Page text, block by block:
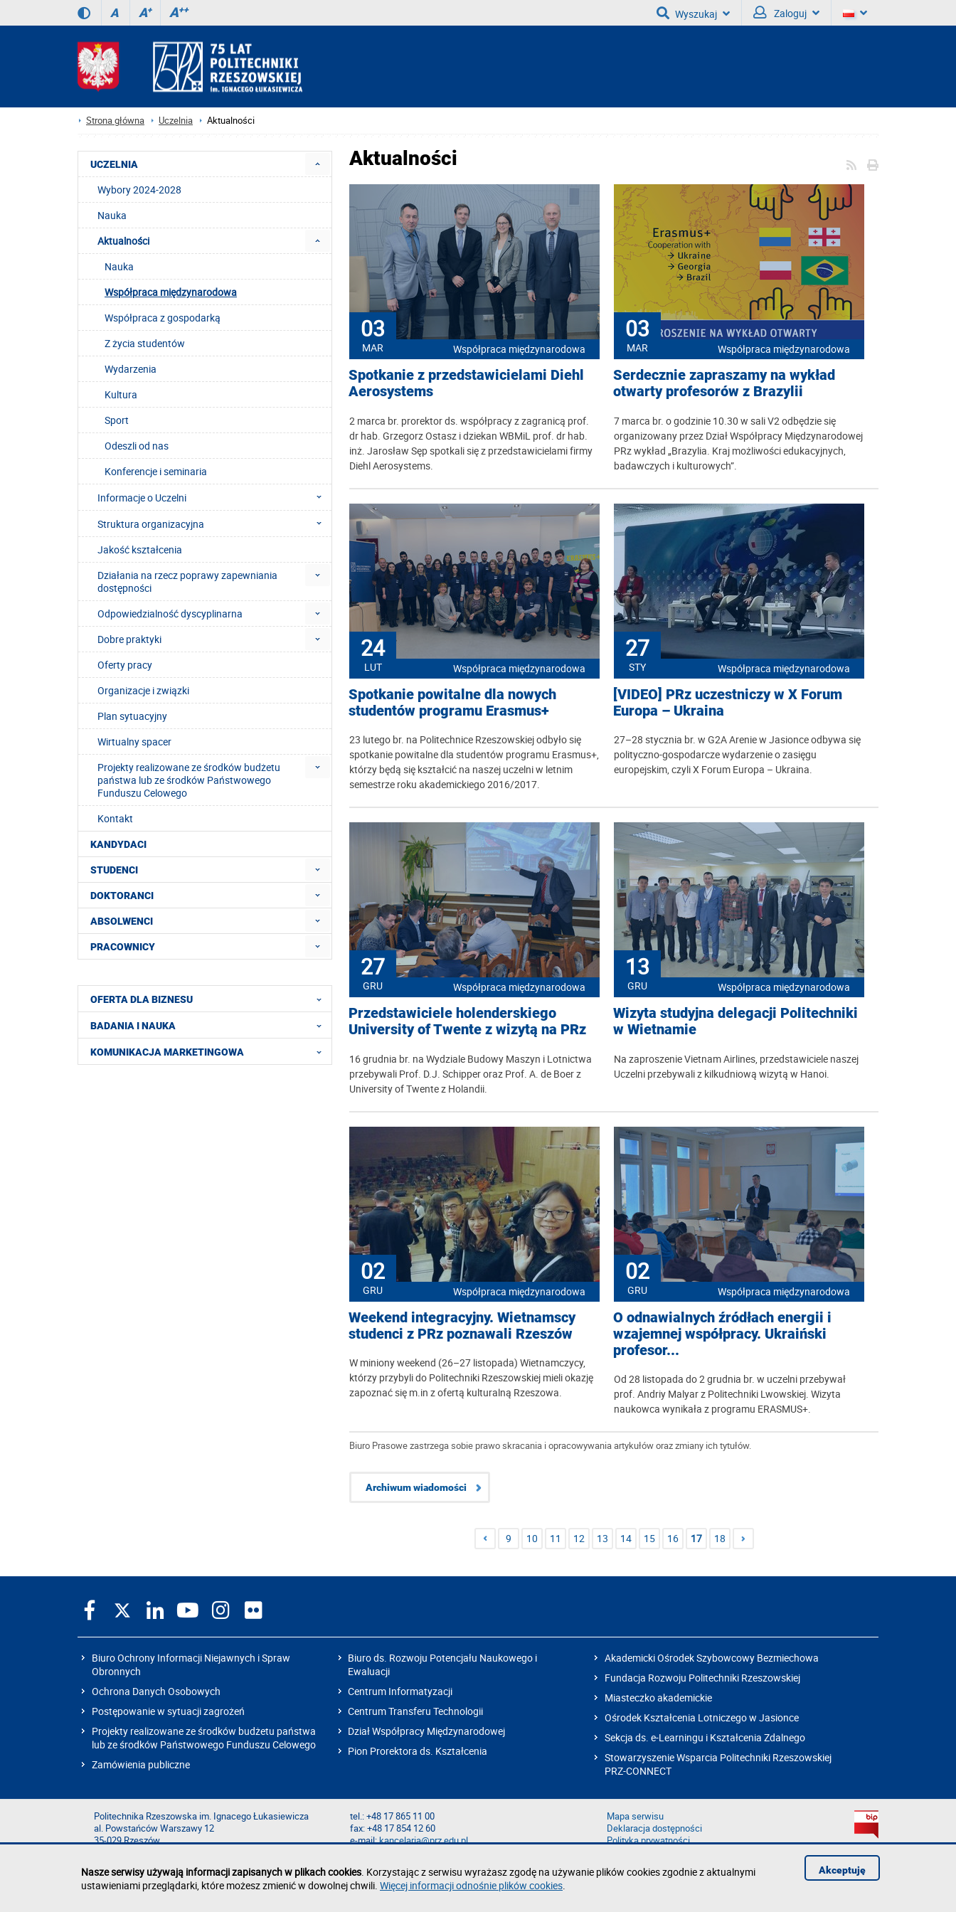
A A+ A++ Wyszukaj Zaloguj
Strona główna Uczelnia Aktualności
Aktualności
03
MAR Współpraca międzynarodowa
Spotkanie z przedstawicielami Diehl
Aerosystems
2 marca br. prorektor ds. współpracy z zagranicą prof.
dr hab. Grzegorz Ostasz i dziekan WBMiL prof. dr hab.
inż. Jarosław Sęp spotkali się z przedstawicielami firmy
Diehl Aerosystems.
03
MAR Współpraca międzynarodowa
Serdecznie zapraszamy na wykład
otwarty profesorów z Brazylii
7 marca br. o godzinie 10.30 w sali V2 odbędzie się
organizowany przez Dział Współpracy Międzynarodowej
PRz wykład „Brazylia. Kraj możliwości edukacyjnych,
badawczych i kulturowych”.
24
LUT Współpraca międzynarodowa
Spotkanie powitalne dla nowych
studentów programu Erasmus+
23 lutego br. na Politechnice Rzeszowskiej odbyło się
spotkanie powitalne dla studentów programu Erasmus+,
którzy będą się kształcić na naszej uczelni w letnim
semestrze roku akademickiego 2016/2017.
27
STY Współpraca międzynarodowa
[VIDEO] PRz uczestniczy w X Forum
Europa – Ukraina
27–28 stycznia br. w G2A Arenie w Jasionce odbywa się
polityczno-gospodarcze wydarzenie o zasięgu
europejskim, czyli X Forum Europa – Ukraina.
27
GRU Współpraca międzynarodowa
Przedstawiciele holenderskiego
University of Twente z wizytą na PRz
16 grudnia br. na Wydziale Budowy Maszyn i Lotnictwa
przebywali Prof. D.J. Schipper oraz Prof. A. de Boer z
University of Twente z Holandii.
13
GRU Współpraca międzynarodowa
Wizyta studyjna delegacji Politechniki
w Wietnamie
Na zaproszenie Vietnam Airlines, przedstawiciele naszej
Uczelni przebywali z kilkudniową wizytą w Hanoi.
02
GRU Współpraca międzynarodowa
Weekend integracyjny. Wietnamscy
studenci z PRz poznawali Rzeszów
W miniony weekend (26–27 listopada) Wietnamczycy,
którzy przybyli do Politechniki Rzeszowskiej mieli okazję
zapoznać się m.in z ofertą kulturalną Rzeszowa.
02
GRU Współpraca międzynarodowa
O odnawialnych źródłach energii i
wzajemnej współpracy. Ukraiński
profesor...
Od 28 listopada do 2 grudnia br. w uczelni przebywał
prof. Andriy Malyar z Politechniki Lwowskiej. Wizyta
naukowca wynikała z programu ERASMUS+.
Biuro Prasowe zastrzega sobie prawo skracania i opracowywania artykułów oraz zmiany ich tytułów.
Archiwum wiadomości
9 10 11 12 13 14 15 16 17 18
UCZELNIA
Wybory 2024-2028
Nauka
Aktualności
Nauka
Współpraca międzynarodowa
Współpraca z gospodarką
Z życia studentów
Wydarzenia
Kultura
Sport
Odeszli od nas
Konferencje i seminaria
Informacje o Uczelni
Struktura organizacyjna
Jakość kształcenia
Działania na rzecz poprawy zapewniania
dostępności
Odpowiedzialność dyscyplinarna
Dobre praktyki
Oferty pracy
Organizacje i związki
Plan sytuacyjny
Wirtualny spacer
Projekty realizowane ze środków budżetu
państwa lub ze środków Państwowego
Funduszu Celowego
Kontakt
KANDYDACI
STUDENCI
DOKTORANCI
ABSOLWENCI
PRACOWNICY
OFERTA DLA BIZNESU
BADANIA I NAUKA
KOMUNIKACJA MARKETINGOWA
Biuro Ochrony Informacji Niejawnych i Spraw
Obronnych
Ochrona Danych Osobowych
Postępowanie w sytuacji zagrożeń
Projekty realizowane ze środków budżetu państwa
lub ze środków Państwowego Funduszu Celowego
Zamówienia publiczne
Biuro ds. Rozwoju Potencjału Naukowego i
Ewaluacji
Centrum Informatyzacji
Centrum Transferu Technologii
Dział Współpracy Międzynarodowej
Pion Prorektora ds. Kształcenia
Akademicki Ośrodek Szybowcowy Bezmiechowa
Fundacja Rozwoju Politechniki Rzeszowskiej
Miasteczko akademickie
Ośrodek Kształcenia Lotniczego w Jasionce
Sekcja ds. e-Learningu i Kształcenia Zdalnego
Stowarzyszenie Wsparcia Politechniki Rzeszowskiej
PRZ-CONNECT
Politechnika Rzeszowska im. Ignacego Łukasiewicza
al. Powstańców Warszawy 12
35-029 Rzeszów
tel.: +48 17 865 11 00
fax: +48 17 854 12 60
e-mail:kancelaria@prz.edu.pl
Mapa serwisu
Deklaracja dostępności
Polityka prywatności
Nasze serwisy używają informacji zapisanych w plikach cookies. Korzystając z serwisu wyrażasz zgodę na używanie plików cookies zgodnie z aktualnymi
ustawieniami przeglądarki, które możesz zmienić w dowolnej chwili. Więcej informacji odnośnie plików cookies.
Akceptuję